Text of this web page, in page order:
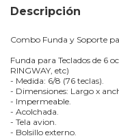
Descripción
Combo Funda y Soporte
Funda para Teclados de 6
RINGWAY, etc)
- Medida: 6/8 (76 teclas).
- Dimensiones: Largo x
- Impermeable.
- Acolchada.
- Tela avion.
- Bolsillo externo.